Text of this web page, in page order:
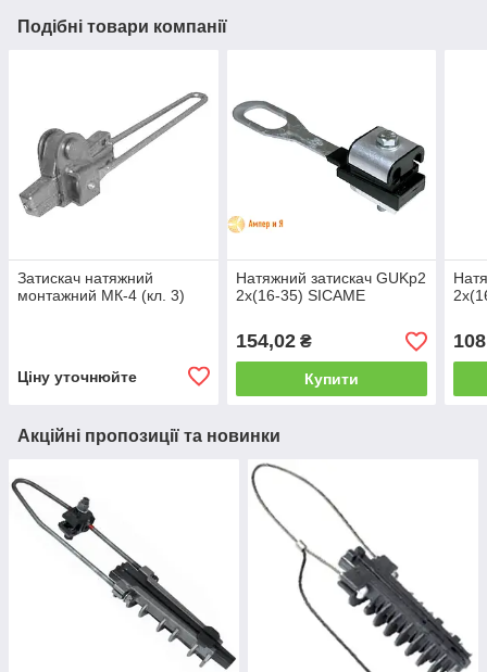
Подібні товари компанії
Затискач натяжний
монтажний МК-4 (кл. 3)
Ціну уточнюйте
Натяжний затискач GUKp2
2x(16-35) SICAME
154,02₴
Купити
Акційні пропозиції та новинки